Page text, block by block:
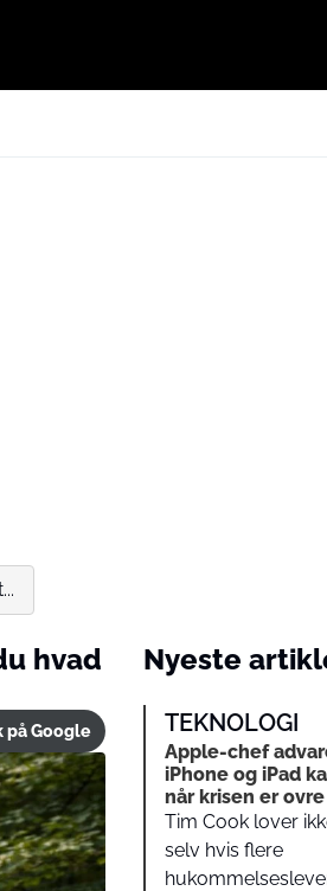
hvad
på Google
Nyeste
TEKNOLOGI
Apple-chef
iPhone og iPad
når krisen er ovre
Tim Cook lover
selv hvis flere